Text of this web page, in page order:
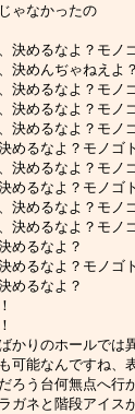
ゃなかったの
決めるなよ？モノ
決めんぢゃねえよ
決めるなよ？モノ
決めるなよ？モノ
決めるなよ？モノ
めるなよ？モノゴ
決めるなよ？モノ
めるなよ？モノゴ
決めるなよ？モノ
決めるなよ？モノ
めるなよ？
めるなよ？モノゴ
めるなよ？
ばかりのホールで
可能なんですね
だろう台何無点へ
ガネと階段アイス